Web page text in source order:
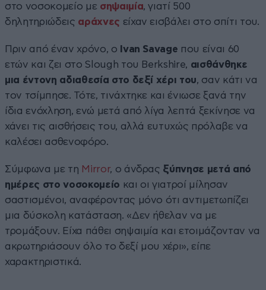
στο νοσοκομείο με σηψαιμία, γιατί 500
δηλητηριώδεις αράχνες είχαν εισβάλει στο σπίτι του.
Πριν από έναν χρόνο, ο Ivan Savage που είναι 60
ετών και ζει στο Slough του Berkshire, αισθάνθηκε
μια έντονη αδιαθεσία στο δεξί χέρι του, σαν κάτι να
τον τσίμπησε. Τότε, τινάχτηκε και ένιωσε ξανά την
ίδια ενόχληση, ενώ μετά από λίγα λεπτά ξεκίνησε να
χάνει τις αισθήσεις του, αλλά ευτυχώς πρόλαβε να
καλέσει ασθενοφόρο.
Σύμφωνα με τη Mirror, ο άνδρας ξύπνησε μετά από
ημέρες στο νοσοκομείο και οι γιατροί μίλησαν
σαστισμένοι, αναφέροντας μόνο ότι αντιμετωπίζει
μια δύσκολη κατάσταση. «Δεν ήθελαν να με
τρομάξουν. Είχα πάθει σηψαιμία και ετοιμάζονταν να
ακρωτηριάσουν όλο το δεξί μου χέρι», είπε
χαρακτηριστικά.